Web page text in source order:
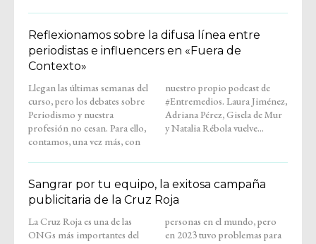
Reflexionamos sobre la difusa línea entre
periodistas e influencers en «Fuera de
Contexto»
Llegan las últimas semanas del
curso, pero los debates sobre
Periodismo y nuestra
profesión no cesan. Para ello,
contamos, una vez más, con
nuestro propio podcast de
#Entremedios. Laura Jiménez,
Adriana Pérez, Gisela de Mur
y Natalia Rébola vuelve...
Sangrar por tu equipo, la exitosa campaña
publicitaria de la Cruz Roja
La Cruz Roja es una de las
ONGs más importantes del
personas en el mundo, pero
en 2023 tuvo problemas para